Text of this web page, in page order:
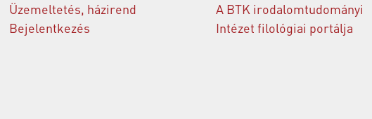
Üzemeltetés, házirend
Bejelentkezés
A BTK irodalomtudományi
Intézet filológiai portálja